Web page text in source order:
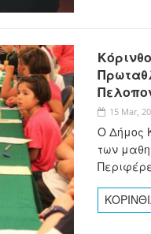
15 Mar,
Ο Δήμος
των